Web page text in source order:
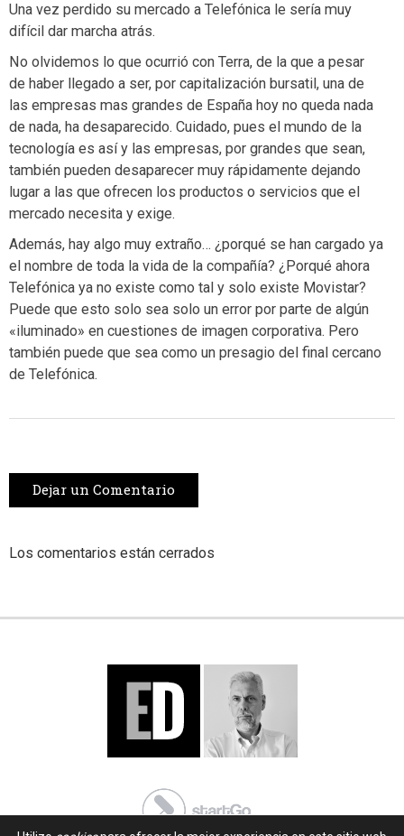
Una vez perdido su mercado a Telefónica le sería muy
difícil dar marcha atrás.
No olvidemos lo que ocurrió con Terra, de la que a pesar
de haber llegado a ser, por capitalización bursatil, una de
las empresas mas grandes de España hoy no queda nada
de nada, ha desaparecido. Cuidado, pues el mundo de la
tecnología es así y las empresas, por grandes que sean,
también pueden desaparecer muy rápidamente dejando
lugar a las que ofrecen los productos o servicios que el
mercado necesita y exige.
Además, hay algo muy extraño… ¿porqué se han cargado ya
el nombre de toda la vida de la compañía? ¿Porqué ahora
Telefónica ya no existe como tal y solo existe Movistar?
Puede que esto solo sea solo un error por parte de algún
«iluminado» en cuestiones de imagen corporativa. Pero
también puede que sea como un presagio del final cercano
de Telefónica.
Dejar un Comentario
Los comentarios están cerrados